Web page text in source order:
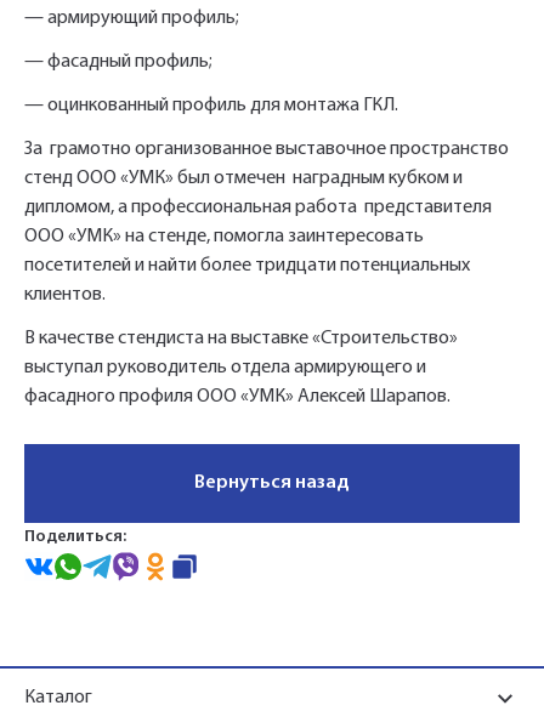
— армирующий профиль;
— фасадный профиль;
— оцинкованный профиль для монтажа ГКЛ.
За грамотно организованное выставочное пространство
стенд ООО «УМК» был отмечен наградным кубком и
дипломом, а профессиональная работа представителя
ООО «УМК» на стенде, помогла заинтересовать
посетителей и найти более тридцати потенциальных
клиентов.
В качестве стендиста на выставке «Строительство»
выступал руководитель отдела армирующего и
фасадного профиля ООО «УМК» Алексей Шарапов.
Вернуться назад
Поделиться:
Каталог